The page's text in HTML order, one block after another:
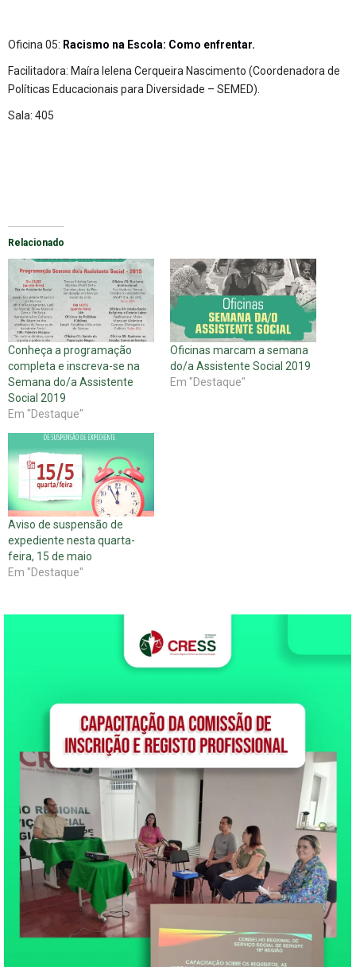
Oficina 05: Racismo na Escola: Como enfrentar.
Facilitadora: Maíra Ielena Cerqueira Nascimento (Coordenadora de
Políticas Educacionais para Diversidade – SEMED).
Sala: 405
Relacionado
Conheça a programação
completa e inscreva-se na
Semana do/a Assistente
Social 2019
Em "Destaque"
Oficinas marcam a semana
do/a Assistente Social 2019
Em "Destaque"
Aviso de suspensão de
expediente nesta quarta-
feira, 15 de maio
Em "Destaque"